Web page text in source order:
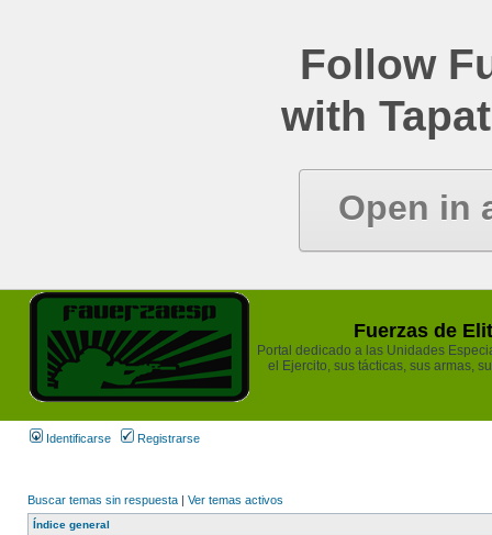
Follow
with
Open in
Fuerzas de
Portal dedicado a las Unidades
el Ejercito, sus tácticas, sus armas,
Identificarse Registrarse
Buscar temas sin respuesta | Ver temas activos
Índice general